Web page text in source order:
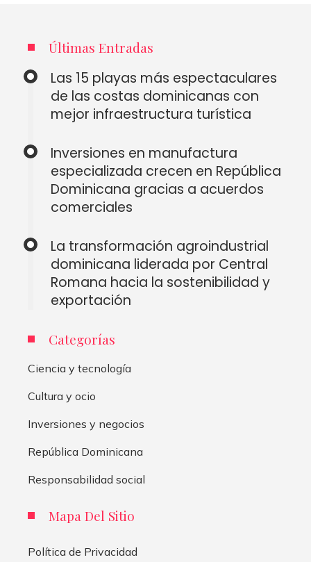
Últimas Entradas
Las 15 playas más espectaculares
de las costas dominicanas con
mejor infraestructura turística
Inversiones en manufactura
especializada crecen en República
Dominicana gracias a acuerdos
comerciales
La transformación agroindustrial
dominicana liderada por Central
Romana hacia la sostenibilidad y
exportación
Categorías
Ciencia y tecnología
Cultura y ocio
Inversiones y negocios
República Dominicana
Responsabilidad social
Mapa Del Sitio
Política de Privacidad